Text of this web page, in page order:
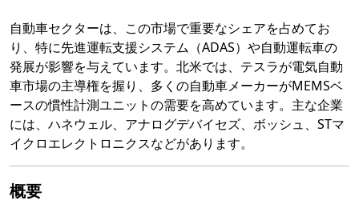
自動車セクターは、この市場で重要なシェアを占めてお
り、特に先進運転支援システム（ADAS）や自動運転車の
発展が影響を与えています。北米では、テスラが電気自動
車市場の主導権を握り、多くの自動車メーカーがMEMSベ
ースの慣性計測ユニットの需要を高めています。主な企業
には、ハネウェル、アナログデバイセズ、ボッシュ、STマ
イクロエレクトロニクスなどがあります。
概要